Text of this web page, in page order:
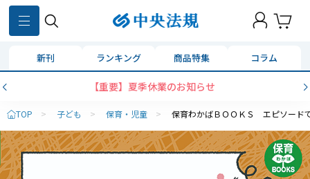
新刊 ランキング 商品特集 コラム
【重要】夏季休業のお知らせ
TOP > 子ども > 保育・児童 > 保育わかばＢＯＯＫＳ エピソード